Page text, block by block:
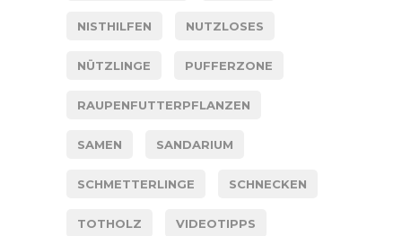
NISTHILFEN NUTZLOSES
NÜTZLINGE PUFFERZONE
RAUPENFUTTERPFLANZEN
SAMEN SANDARIUM
SCHMETTERLINGE SCHNECKEN
TOTHOLZ VIDEOTIPPS